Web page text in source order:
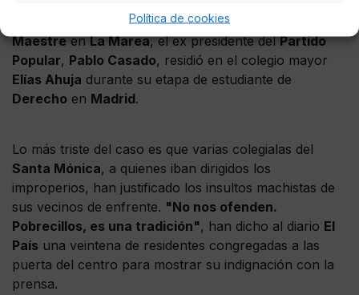
Política de cookies
Tal y como ha destapado el periodista
MaestreenLa Marea, el ex presidente delPartido
Popular, Pablo Casado, residió en el colegio mayor
Elías Ahuja durante su etapa de estudiante de
Derecho en Madrid.
Lo más triste del caso es que varias colegialas del
Santa Mónica, a quienes iban dirigidos los
improperios, han justificado los insultos machistas de
sus vecinos de enfrente. "No nos ofenden.
Pobrecillos, es una tradición", han dicho al diario El
País una veintena de residentes congregadas a las
puerta del centro para mostrar su indignación con la
prensa.